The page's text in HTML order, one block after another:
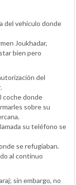
del vehículo donde
Joukhadar,
bien pero
del
coche donde
sobre su
su teléfono se
se refugiaban.
al continuo
sin embargo, no